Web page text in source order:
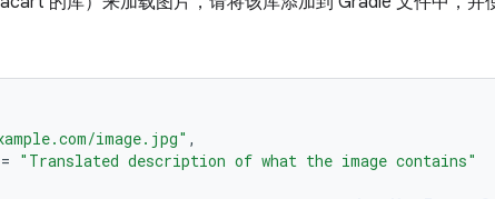
image.jpg" ,
= "Translated description of what the image contains"